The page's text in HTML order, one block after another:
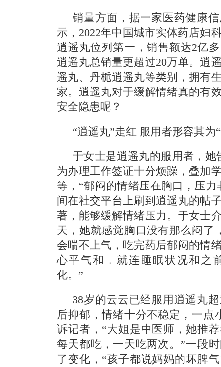
销量方面，据一家医药健康
示，2022年中国城市实体药店妇
逍遥丸位列第一，销售额达2亿
逍遥丸总销量更超过20万单。逍
遥丸、丹栀逍遥丸等类别，拥有
家。逍遥丸对于缓解情绪真的有
安全隐患呢？
“逍遥丸”走红 服用者形容其为
于女士是逍遥丸的服用者，她
为办理工作签证十分烦躁，叠加
等，“郁闷的情绪压在胸口，压
间在社交平台上刷到逍遥丸的帖
著，能够缓解情绪压力。于女士
天，她就感觉胸口没有那么闷了
会喘不上气，吃完药后郁闷的情
心平气和，就连睡眠状况和之
化。”
38岁的云云已经服用逍遥丸
后抑郁，情绪十分不稳定，一点
诉记者，“大姐是中医师，她推
每天都吃，一天吃两次。”一段
了变化，“孩子都说妈妈的坏脾